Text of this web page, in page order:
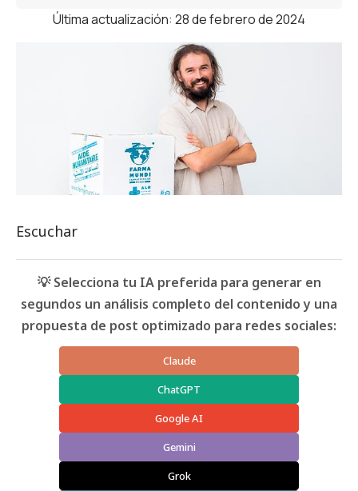
Última actualización: 28 de febrero de 2024
Escuchar
💡 Selecciona tu IA preferida para generar en
segundos un análisis completo del contenido y una
propuesta de post optimizado para redes sociales:
Claude
ChatGPT
Google AI
Gemini
Grok